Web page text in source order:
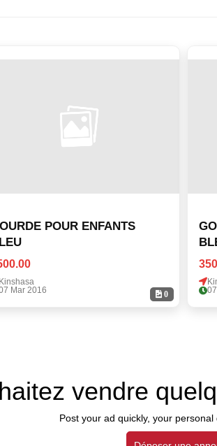
0
POUR ENFANTS
Mar 2016
vendre
Post your ad quickly, your